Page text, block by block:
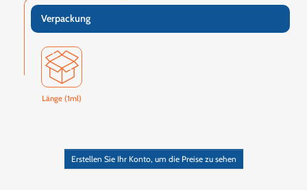
Verpackung
Länge (1ml)
Erstellen Sie Ihr Konto, um die Preise zu sehen